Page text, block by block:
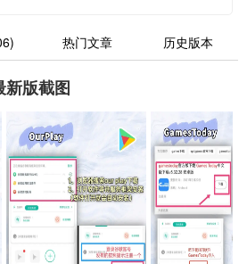
热门文章 历史版本
新版截图